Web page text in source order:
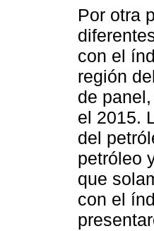
Por otra
con el
región
de
el 2015.
del
petróleo
que
con el